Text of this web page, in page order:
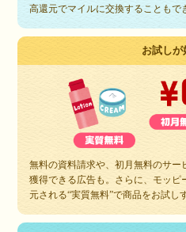
高還元でマイルに交換することもで
お試しが
無料の資料請求や、初月無料のサ
獲得できる広告も。さらに、モッピ
元される“実質無料”で商品をお試し